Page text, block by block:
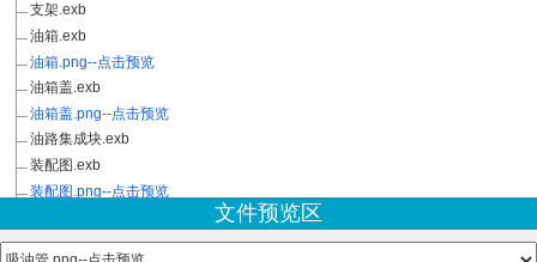
支架.exb
油箱.exb
油箱.png--点击预览
油箱盖.exb
油箱盖.png--点击预览
油路集成块.exb
装配图.exb
装配图.png--点击预览
文件预览区